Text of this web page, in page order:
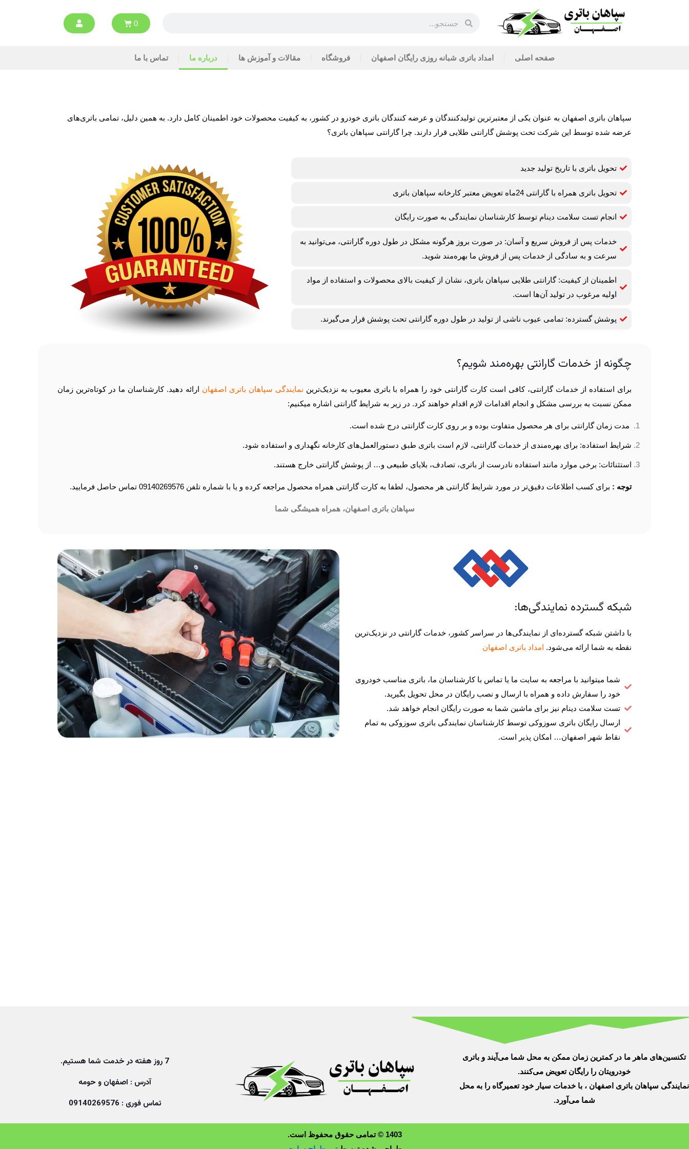
0
صفحه اصلی امداد باتری شبانه روزی رایگان اصفهان فروشگاه مقالات و آموزش ها درباره ما تماس با ما
سپاهان باتری اصفهان به عنوان یکی از معتبرترین تولیدکنندگان و عرضه کنندگان باتری خودرو در کشور، به کیفیت محصولات خود اطمینان کامل دارد. به همین دلیل، تمامی باتری‌های
عرضه شده توسط این شرکت تحت پوشش گارانتی طلایی قرار دارند. چرا گارانتی سپاهان باتری؟
تحویل باتری با تاریخ تولید جدید
تحویل باتری همراه با گارانتی 24ماه تعویض معتبر کارخانه سپاهان باتری
انجام تست سلامت دینام توسط کارشناسان نمایندگی به صورت رایگان
خدمات پس از فروش سریع و آسان: در صورت بروز هرگونه مشکل در طول دوره گارانتی، می‌توانید به
سرعت و به سادگی از خدمات پس از فروش ما بهره‌مند شوید.
اطمینان از کیفیت: گارانتی طلایی سپاهان باتری، نشان از کیفیت بالای محصولات و استفاده از مواد
اولیه مرغوب در تولید آن‌ها است.
پوشش گسترده: تمامی عیوب ناشی از تولید در طول دوره گارانتی تحت پوشش قرار می‌گیرند.
چگونه از خدمات گارانتی بهره‌مند شویم؟
برای استفاده از خدمات گارانتی، کافی است کارت گارانتی خود را همراه با باتری معیوب به نزدیک‌ترین نمایندگی سپاهان باتری اصفهان ارائه دهید. کارشناسان ما در کوتاه‌ترین زمان
ممکن نسبت به بررسی مشکل و انجام اقدامات لازم اقدام خواهند کرد. در زیر به شرایط گارانتی اشاره میکنیم:
مدت زمان گارانتی برای هر محصول متفاوت بوده و بر روی کارت گارانتی درج شده است.
شرایط استفاده: برای بهره‌مندی از خدمات گارانتی، لازم است باتری طبق دستورالعمل‌های کارخانه نگهداری و استفاده شود.
استثنائات: برخی موارد مانند استفاده نادرست از باتری، تصادف، بلایای طبیعی و… از پوشش گارانتی خارج هستند.
توجه : برای کسب اطلاعات دقیق‌تر در مورد شرایط گارانتی هر محصول، لطفا به کارت گارانتی همراه محصول مراجعه کرده و یا با شماره تلفن 09140269576 تماس حاصل فرمایید.
سپاهان باتری اصفهان، همراه همیشگی شما
شبکه گسترده نمایندگی‌ها:
با داشتن شبکه گسترده‌ای از نمایندگی‌ها در سراسر کشور، خدمات گارانتی در نزدیک‌ترین
نقطه به شما ارائه می‌شود. امداد باتری اصفهان
شما میتوانید با مراجعه به سایت ما یا تماس با کارشناسان ما، باتری مناسب خودروی
خود را سفارش داده و همراه با ارسال و نصب رایگان در محل تحویل بگیرید.
تست سلامت دینام نیز برای ماشین شما به صورت رایگان انجام خواهد شد.
ارسال رایگان باتری سوزوکی توسط کارشناسان نمایندگی باتری سوزوکی به تمام
نقاط شهر اصفهان… امکان پذیر است.
تکنسین‌های ماهر ما در کمترین زمان ممکن به محل شما می‌آیند و باتری
خودرویتان را رایگان تعویض می‌کنند.
نمایندگی سپاهان باتری اصفهان ، با خدمات سیار خود تعمیرگاه را به محل
شما می‌آورد.
7 روز هفته در خدمت شما هستیم.
آدرس : اصفهان و حومه
تماس فوری : 09140269576
1403 © تمامی حقوق محفوظ است.